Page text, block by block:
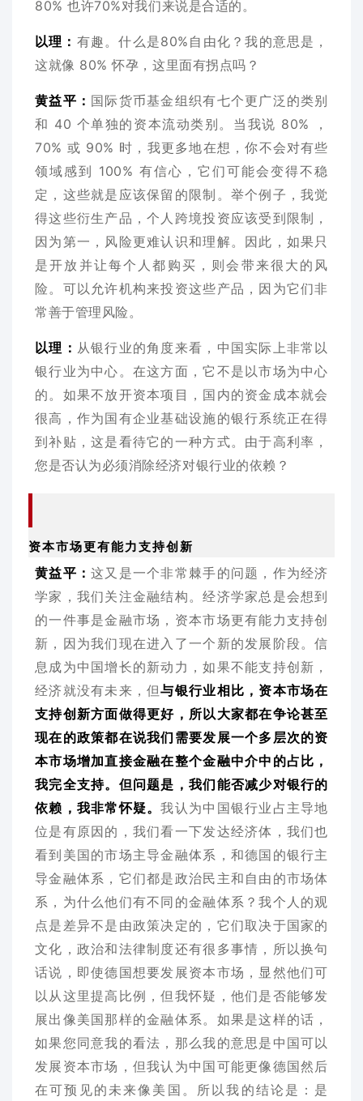
80% 也许70%对我们来说是合适的。
以理： 有趣。什么是80%自由化？我的意思是，
这就像 80% 怀孕，这里面有拐点吗？
黄益平： 国际货币基金组织有七个更广泛的类别
和 40 个单独的资本流动类别。当我说 80% ，
70% 或 90% 时，我更多地在想，你不会对有些
领域感到 100% 有信心，它们可能会变得不稳
定，这些就是应该保留的限制。举个例子，我觉
得这些衍生产品，个人跨境投资应该受到限制，
因为第一，风险更难认识和理解。因此，如果只
是开放并让每个人都购买，则会带来很大的风
险。可以允许机构来投资这些产品，因为它们非
常善于管理风险。
以理： 从银行业的角度来看，中国实际上非常以
银行业为中心。在这方面，它不是以市场为中心
的。如果不放开资本项目，国内的资金成本就会
很高，作为国有企业基础设施的银行系统正在得
到补贴，这是看待它的一种方式。由于高利率，
您是否认为必须消除经济对银行业的依赖？
资本市场更有能力支持创新
黄益平：这又是一个非常棘手的问题，作为经济
学家，我们关注金融结构。经济学家总是会想到
的一件事是金融市场，资本市场更有能力支持创
新，因为我们现在进入了一个新的发展阶段。信
息成为中国增长的新动力，如果不能支持创新，
经济就没有未来，但与银行业相比，资本市场在
支持创新方面做得更好，所以大家都在争论甚至
现在的政策都在说我们需要发展一个多层次的资
本市场增加直接金融在整个金融中介中的占比，
我完全支持。但问题是，我们能否减少对银行的
依赖，我非常怀疑。我认为中国银行业占主导地
位是有原因的，我们看一下发达经济体，我们也
看到美国的市场主导金融体系，和德国的银行主
导金融体系，它们都是政治民主和自由的市场体
系，为什么他们有不同的金融体系？我个人的观
点是差异不是由政策决定的，它们取决于国家的
文化，政治和法律制度还有很多事情，所以换句
话说，即使德国想要发展资本市场，显然他们可
以从这里提高比例，但我怀疑，他们是否能够发
展出像美国那样的金融体系。如果是这样的话，
如果您同意我的看法，那么我的意思是中国可以
发展资本市场，但我认为中国可能更像德国然后
在可预见的未来像美国。所以我的结论是：是